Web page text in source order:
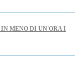
MENO DI UN'ORA I